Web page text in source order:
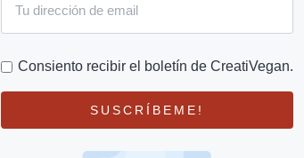
Consiento recibir el boletín de CreatiVegan.
SUSCRÍBEME!